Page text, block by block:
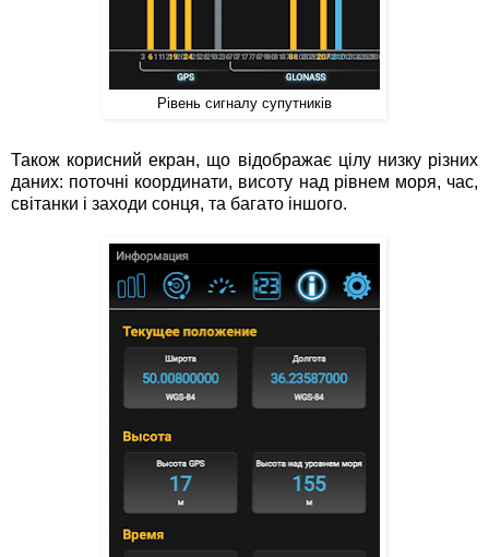
Рівень сигналу супутників
Також корисний екран, що відображає цілу низку різних
даних: поточні координати, висоту над рівнем моря, час,
світанки і заходи сонця, та багато іншого.